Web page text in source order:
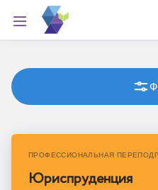
ПРОФЕССИОНАЛЬНАЯ
Юриспруденция